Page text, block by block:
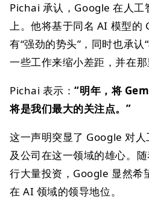
Pichai 承认，Google 在人工
上。他将基于同名 AI 模型的
有“强劲的势头”，同时也承
一些工作来缩小差距，并在
Pichai 表示：“明年，将
将是我们最大的关注点。”
这一声明突显了 Google 对
及公司在这一领域的雄心。
行大量投资，Google 显然希
在 AI 领域的领导地位。